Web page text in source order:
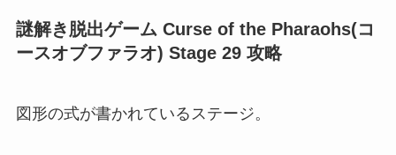
謎解き脱出ゲーム Curse of the Pharaohs(コ
ースオブファラオ) Stage 29 攻略
図形の式が書かれているステージ。